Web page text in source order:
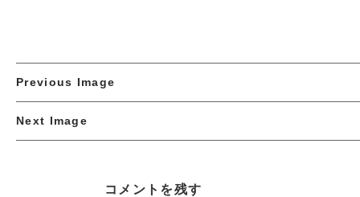
Previous Image
Next Image
コメントを残す